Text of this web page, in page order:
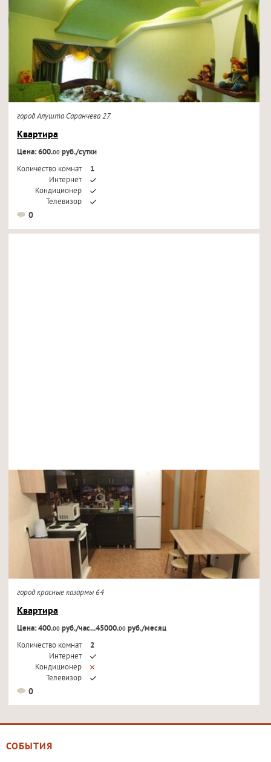
город Алушта Саранчева 27
Квартира
Цена: 600.00руб./сутки
Количество комнат
1
Интернет
Кондиционер
Телевизор
0
город красные казармы 64
Квартира
Цена: 400.00руб./час...45000.00руб./месяц
Количество комнат
2
Интернет
Кондиционер
Телевизор
0
СОБЫТИЯ